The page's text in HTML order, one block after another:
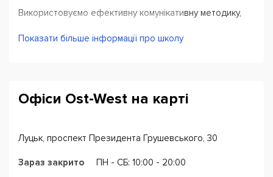
Використовуємо ефективну комунікативну методику,
висловлювати свою думку. Одночасно вивчаємо
мовою.Викладачі нашої школи нададуть вам
В кінці успішного проходження курсу отримуєте
сертифікат міжнародного зразка.
Показати більше інформації про школу
Офіси Ost-West на карті
Луцьк, проспект Президента Грушевського, 30
Зараз закрито ПН - CБ: 10:00 - 20:00